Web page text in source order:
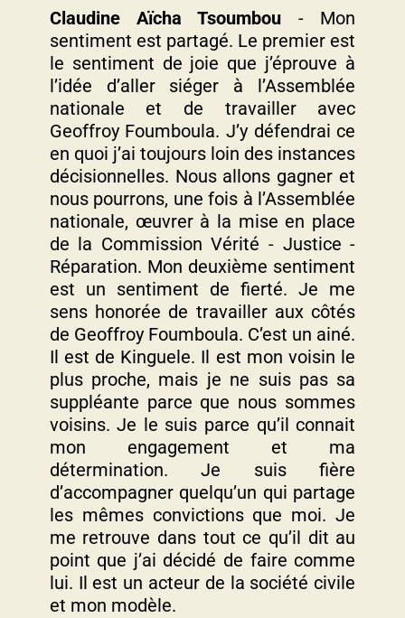
Claudine Aïcha Tsoumbou - Mon
sentiment est partagé. Le premier est
le sentiment de joie que j’éprouve à
l’idée d’aller siéger à l’Assemblée
nationale et de travailler avec
Geoffroy Foumboula. J’y défendrai ce
en quoi j’ai toujours loin des instances
décisionnelles. Nous allons gagner et
nous pourrons, une fois à l’Assemblée
nationale, œuvrer à la mise en place
de la Commission Vérité - Justice -
Réparation. Mon deuxième sentiment
est un sentiment de fierté. Je me
sens honorée de travailler aux côtés
de Geoffroy Foumboula. C’est un ainé.
Il est de Kinguele. Il est mon voisin le
plus proche, mais je ne suis pas sa
suppléante parce que nous sommes
voisins. Je le suis parce qu’il connait
mon engagement et ma
détermination. Je suis fière
d’accompagner quelqu’un qui partage
les mêmes convictions que moi. Je
me retrouve dans tout ce qu’il dit au
point que j’ai décidé de faire comme
lui. Il est un acteur de la société civile
et mon modèle.